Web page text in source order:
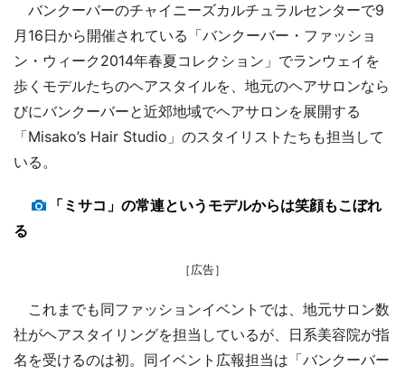
バンクーバーのチャイニーズカルチュラルセンターで9
月16日から開催されている「バンクーバー・ファッショ
ン・ウィーク2014年春夏コレクション」でランウェイを
歩くモデルたちのヘアスタイルを、地元のヘアサロンなら
びにバンクーバーと近郊地域でヘアサロンを展開する
「Misako’s Hair Studio」のスタイリストたちも担当して
いる。
「ミサコ」の常連というモデルからは笑顔もこぼれ
る
［広告］
これまでも同ファッションイベントでは、地元サロン数
社がヘアスタイリングを担当しているが、日系美容院が指
名を受けるのは初。同イベント広報担当は「バンクーバー